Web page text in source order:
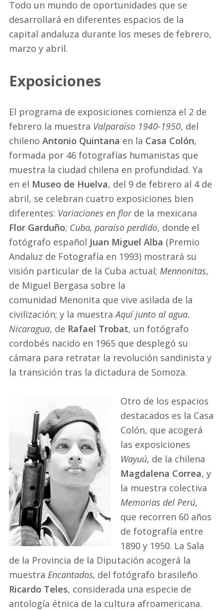
Todo un mundo de oportunidades que se
desarrollará en diferentes espacios de la
capital andaluza durante los meses de febrero,
marzo y abril.
Exposiciones
El programa de exposiciones comienza el 2 de
febrero la muestra Valparaíso 1940-1950, del
chileno Antonio Quintana en la Casa Colón,
formada por 46 fotografías humanistas que
muestra la ciudad chilena en profundidad. Ya
en el Museo de Huelva, del 9 de febrero al 4 de
abril, se celebran cuatro exposiciones bien
diferentes: Variaciones en florde la mexicana
Flor Garduño; Cuba, paraíso perdido, donde el
fotógrafo español Juan Miguel Alba (Premio
Andaluz de Fotografía en 1993) mostrará su
visión particular de la Cuba actual; Mennonitas,
de Miguel Bergasa sobre la
comunidad Menonita que vive asilada de la
civilización; y la muestraAquí junto al agua.
Nicaragua, de Rafael Trobat, un fotógrafo
cordobés nacido en 1965 que desplegó su
cámara para retratar la revolución sandinista y
la transición tras la dictadura de Somoza.
Otro de los espacios
destacados es la Casa
Colón, que acogerá
las exposiciones
Wayuú, de la chilena
Magdalena Correa, y
la muestra colectiva
Memorias del Perú,
que recorren 60 años
de fotografía entre
1890 y 1950. La Sala
de la Provincia de la Diputación acogerá la
muestra Encantados, del fotógrafo brasileño
Ricardo Teles, considerada una especie de
antología étnica de la cultura afroamericana.